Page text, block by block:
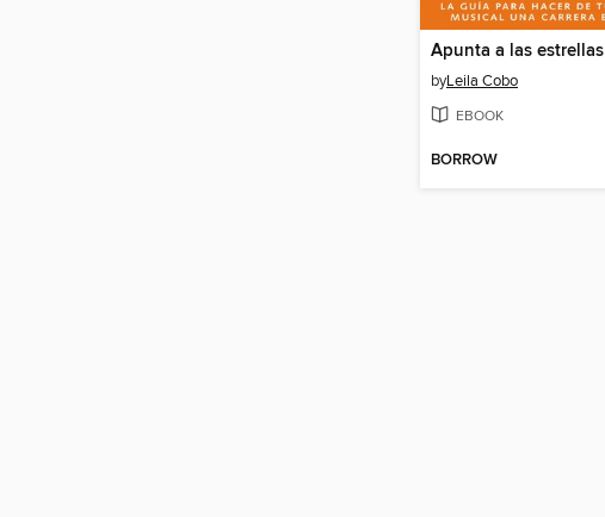
Apunta a las estrellas
byLeila Cobo
EBOOK
BORROW